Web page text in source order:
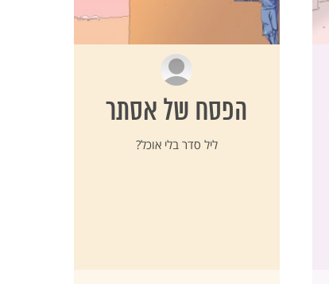
הפסח של אסתר
ליל סדר בלי אוכל?